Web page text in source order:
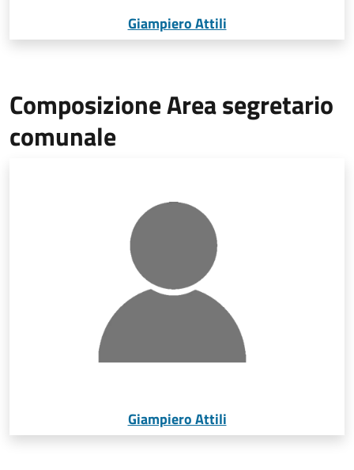
Giampiero Attili
Composizione Area segretario
comunale
Giampiero Attili